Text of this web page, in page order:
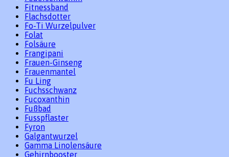
Fitnessband
Flachsdotter
Fo-Ti Wurzelpulver
Folat
Folsäure
Frangipani
Frauen-Ginseng
Frauenmantel
Fu Ling
Fuchsschwanz
Fucoxanthin
Fußbad
Fusspflaster
Fyron
Galgantwurzel
Gamma Linolensäure
Gehirnbooster